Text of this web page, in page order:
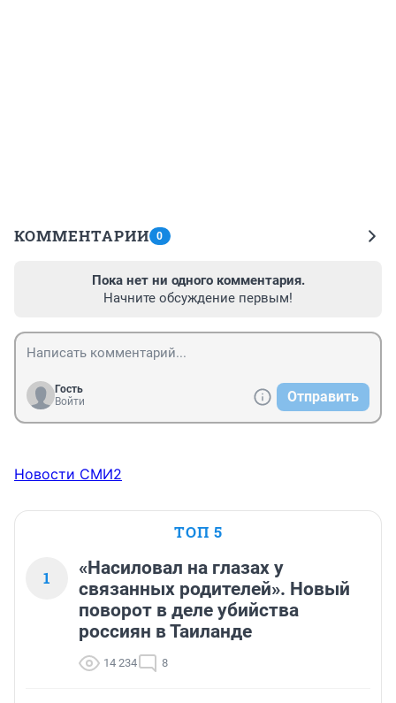
КОММЕНТАРИИ 0
Пока нет ни одного комментария.
Начните обсуждение первым!
Гость
Войти
Отправить
Новости СМИ2
ТОП 5
1
«Насиловал на глазах у
связанных родителей». Новый
поворот в деле убийства
россиян в Таиланде
14 234 8